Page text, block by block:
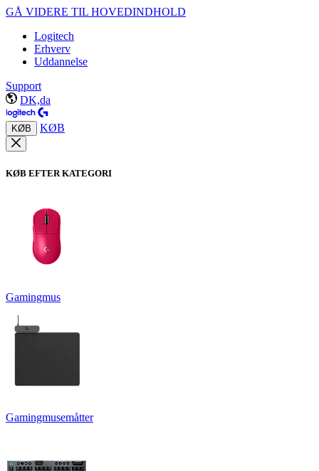
GÅ VIDERE TIL HOVEDINDHOLD
Logitech
Erhverv
Uddannelse
Support
DK,da
KØB KØB
KØB EFTER KATEGORI
Gamingmus
Gamingmusemåtter